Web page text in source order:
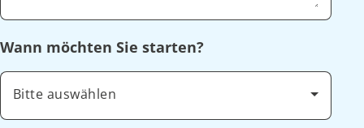
Wann möchten Sie starten?
Bitte auswählen